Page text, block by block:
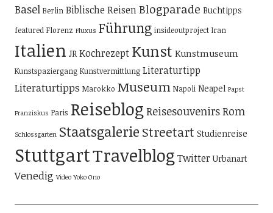
Basel Berlin Biblische ReisenBlogparade Buchtipps
featured Florenz Fluxus Führung insideoutproject Iran
Italien JR Kochrezept Kunst Kunstmuseum
Kunstspaziergang Kunstvermittlung Literaturtipp
Literaturtipps Marokko Museum Napoli Neapel Papst
Franziskus Paris Reiseblog ReisesouvenirsRom
Schlossgarten Staatsgalerie Streetart Studienreise
StuttgartTravelblog Twitter Urbanart
Venedig Video Yoko Ono